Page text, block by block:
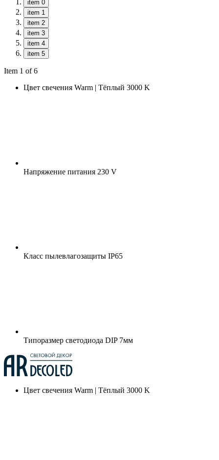
item 0
item 1
item 2
item 3
item 4
item 5
Item 1 of 6
Цвет свечения Warm | Тёплый 3000 K
Напряжение питания 230 V
Класс пылевлагозащиты IP65
Типоразмер светодиода DIP 7мм
Цвет свечения Warm | Тёплый 3000 K